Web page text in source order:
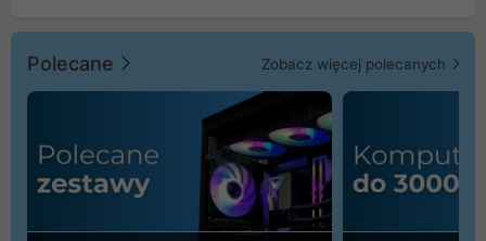
Polecane Zobacz więcej polecanych